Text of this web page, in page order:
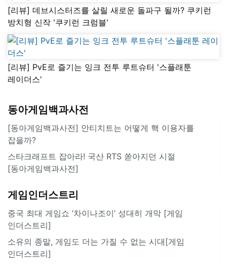
[리뷰] 데브시스터즈를 살릴 새로운 돌파구 될까? 쿠키런
방치형 신작 '쿠키런 크럼블'
[리뷰] PvE로 즐기는 잉크 전투 루트슈터 '스플래툰
레이더스'
동아게임백과사전
[동아게임백과사전] 안티치트는 어떻게 핵 이용자를
잡을까?
스타크래프트 잡아라! 국산 RTS 쏟아지던 시절
[동아게임백과사전]
게임인더스트리
중국 최대 게임쇼 ‘차이나조이’ 성대히 개막 [게임
인더스트리]
소유의 종말, 게임도 더는 가질 수 없는 시대[게임
인더스트리]